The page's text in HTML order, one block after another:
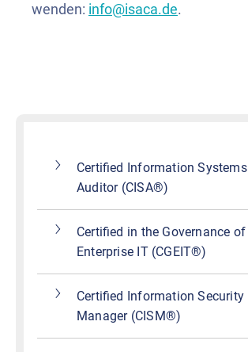
wenden: info@isaca.de.
Certified Information Systems
Auditor (CISA®)
Certified in the Governance of
Enterprise IT (CGEIT®)
Certified Information Security
Manager (CISM®)